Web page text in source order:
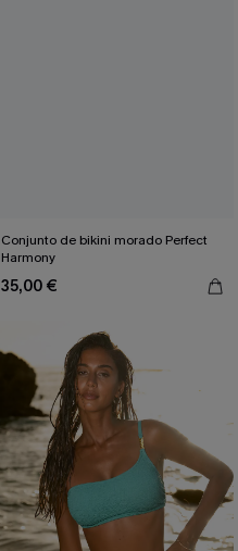
Conjunto de bikini morado Perfect
Harmony
35,00 €